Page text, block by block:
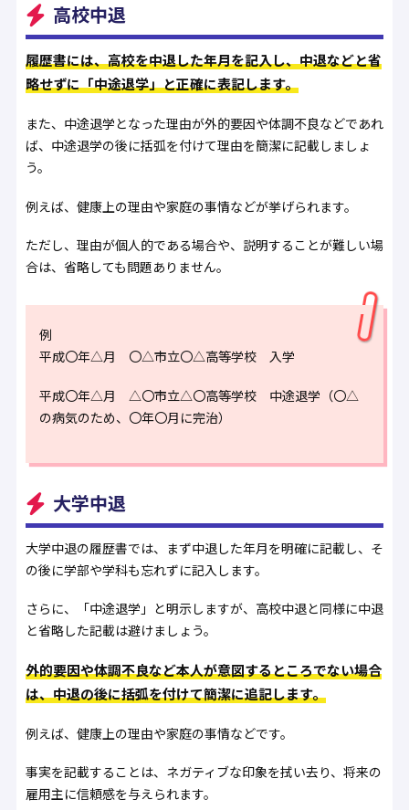
高校中退
履歴書には、高校を中退した年月を記入し、中退などと省
略せずに「中途退学」と正確に表記します。
また、中途退学となった理由が外的要因や体調不良などであれ
ば、中途退学の後に括弧を付けて理由を簡潔に記載しましょ
う。
例えば、健康上の理由や家庭の事情などが挙げられます。
ただし、理由が個人的である場合や、説明することが難しい場
合は、省略しても問題ありません。
例
平成〇年△月 〇△市立〇△高等学校 入学
平成〇年△月 △〇市立△〇高等学校 中途退学（〇△
の病気のため、〇年〇月に完治）
大学中退
大学中退の履歴書では、まず中退した年月を明確に記載し、そ
の後に学部や学科も忘れずに記入します。
さらに、「中途退学」と明示しますが、高校中退と同様に中退
と省略した記載は避けましょう。
外的要因や体調不良など本人が意図するところでない場合
は、中退の後に括弧を付けて簡潔に追記します。
例えば、健康上の理由や家庭の事情などです。
事実を記載することは、ネガティブな印象を拭い去り、将来の
雇用主に信頼感を与えられます。